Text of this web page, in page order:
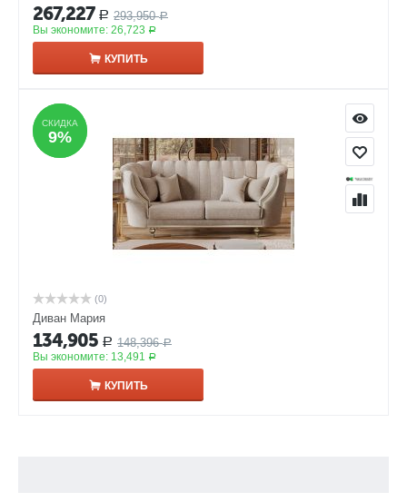
267,227 Р 293,950 Р
Вы экономите: 26,723 Р
КУПИТЬ
СКИДКА
9%
СКИДКА
9%
(0)
Диван Мария
134,905 Р 148,396 Р
Вы экономите: 13,491 Р
КУПИТЬ